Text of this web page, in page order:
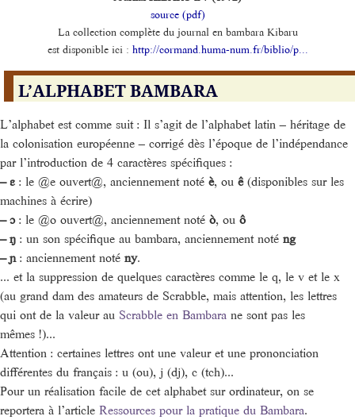
source (pdf)
La collection complète du journal en bambara Kibaru
est disponible ici : http://cormand.huma-num.fr/biblio/p...
L’ALPHABET BAMBARA
L’alphabet est comme suit : Il s’agit de l’alphabet latin – héritage de
la colonisation européenne – corrigé dès l’époque de l’indépendance
par l’introduction de 4 caractères spécifiques :
–ɛ : le @e ouvert@, anciennement noté è, ou ê(disponibles sur les
machines à écrire)
–ɔ: le @o ouvert@, anciennement noté ò, ou ô
–ŋ : un son spécifique au bambara, anciennement noté ng
–ɲ: anciennement noté ny.
... et la suppression de quelques caractères comme le q, le v et le x
(au grand dam des amateurs de Scrabble, mais attention, les lettres
qui ont de la valeur au Scrabble en Bambara ne sont pas les
mêmes !)...
Attention : certaines lettres ont une valeur et une prononciation
différentes du français : u (ou), j (dj), c (tch)...
Pour un réalisation facile de cet alphabet sur ordinateur, on se
reportera à l’article Ressources pour la pratique du Bambara.